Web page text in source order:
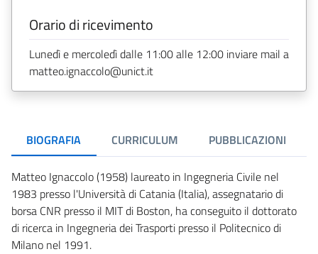
Orario di ricevimento
Lunedì e mercoledì dalle 11:00 alle 12:00 inviare mail a
matteo.ignaccolo@unict.it
BIOGRAFIA CURRICULUM PUBBLICAZIONI
Matteo Ignaccolo (1958) laureato in Ingegneria Civile nel
1983 presso l'Università di Catania (Italia), assegnatario di
borsa CNR presso il MIT di Boston, ha conseguito il dottorato
di ricerca in Ingegneria dei Trasporti presso il Politecnico di
Milano nel 1991.